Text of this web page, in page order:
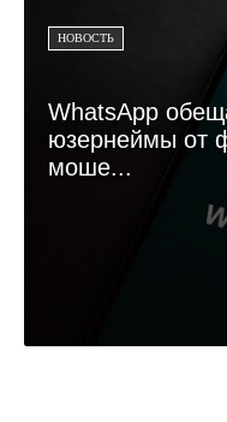
НОВОСТЬ
WhatsApp
юзернеймы от
моше...